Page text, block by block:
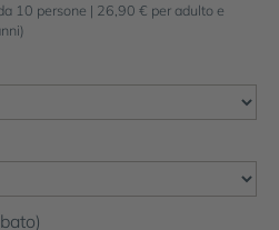
10 persone | 26,90 € per adulto e